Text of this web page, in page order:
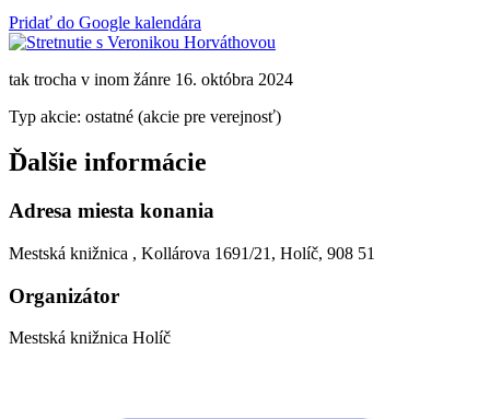
Pridať do Google kalendára
tak trocha v inom žánre 16. októbra 2024
Typ akcie: ostatné (akcie pre verejnosť)
Ďalšie informácie
Adresa miesta konania
Mestská knižnica , Kollárova 1691/21, Holíč, 908 51
Organizátor
Mestská knižnica Holíč